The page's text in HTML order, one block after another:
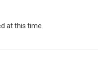
at this time.